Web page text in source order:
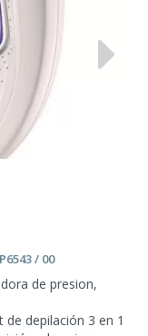
/ 00
de presion,
de depilación 3 en 1